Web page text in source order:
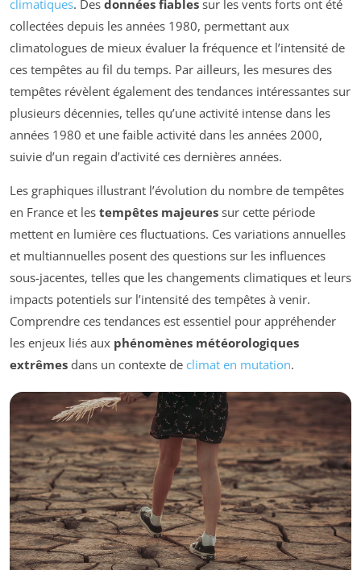
climatiques. Des données fiables sur les vents forts ont été
collectées depuis les années 1980, permettant aux
climatologues de mieux évaluer la fréquence et l’intensité de
ces tempêtes au fil du temps. Par ailleurs, les mesures des
tempêtes révèlent également des tendances intéressantes sur
plusieurs décennies, telles qu’une activité intense dans les
années 1980 et une faible activité dans les années 2000,
suivie d’un regain d’activité ces dernières années.
Les graphiques illustrant l’évolution du nombre de tempêtes
en France et les tempêtes majeures sur cette période
mettent en lumière ces fluctuations. Ces variations annuelles
et multiannuelles posent des questions sur les influences
sous-jacentes, telles que les changements climatiques et leurs
impacts potentiels sur l’intensité des tempêtes à venir.
Comprendre ces tendances est essentiel pour appréhender
les enjeux liés aux phénomènes météorologiques
extrêmes dans un contexte de climat en mutation.